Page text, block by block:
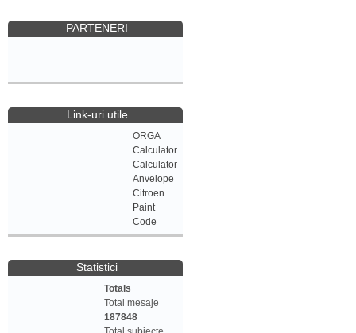
PARTENERI
Link-uri utile
ORGA
Calculator
Calculator
Anvelope
Citroen
Paint
Code
Statistici
Totals
Total mesaje
187848